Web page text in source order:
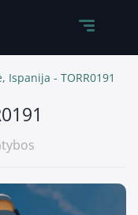
Ispanija - TORR0191